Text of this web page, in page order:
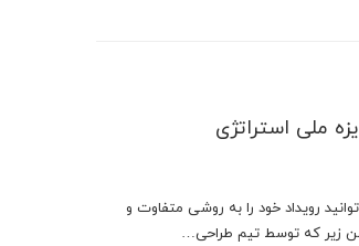
ملی استراتژی
رویداد خود را به روشی متفاوت و
زیر که توسط تیم طراحی…